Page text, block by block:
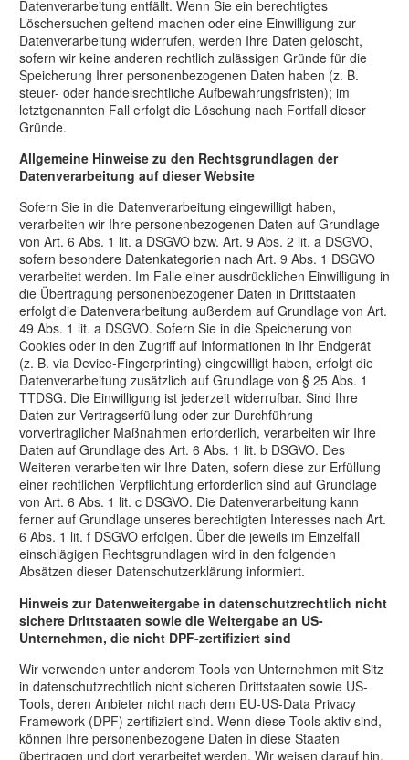
Datenverarbeitung entfällt. Wenn Sie ein berechtigtes
Löschersuchen geltend machen oder eine Einwilligung zur
Datenverarbeitung widerrufen, werden Ihre Daten gelöscht,
sofern wir keine anderen rechtlich zulässigen Gründe für die
Speicherung Ihrer personenbezogenen Daten haben (z. B.
steuer- oder handelsrechtliche Aufbewahrungsfristen); im
letztgenannten Fall erfolgt die Löschung nach Fortfall dieser
Gründe.
Allgemeine Hinweise zu den Rechtsgrundlagen der
Datenverarbeitung auf dieser Website
Sofern Sie in die Datenverarbeitung eingewilligt haben,
verarbeiten wir Ihre personenbezogenen Daten auf Grundlage
von Art. 6 Abs. 1 lit. a DSGVO bzw. Art. 9 Abs. 2 lit. a DSGVO,
sofern besondere Datenkategorien nach Art. 9 Abs. 1 DSGVO
verarbeitet werden. Im Falle einer ausdrücklichen Einwilligung in
die Übertragung personenbezogener Daten in Drittstaaten
erfolgt die Datenverarbeitung außerdem auf Grundlage von Art.
49 Abs. 1 lit. a DSGVO. Sofern Sie in die Speicherung von
Cookies oder in den Zugriff auf Informationen in Ihr Endgerät
(z. B. via Device-Fingerprinting) eingewilligt haben, erfolgt die
Datenverarbeitung zusätzlich auf Grundlage von § 25 Abs. 1
TTDSG. Die Einwilligung ist jederzeit widerrufbar. Sind Ihre
Daten zur Vertragserfüllung oder zur Durchführung
vorvertraglicher Maßnahmen erforderlich, verarbeiten wir Ihre
Daten auf Grundlage des Art. 6 Abs. 1 lit. b DSGVO. Des
Weiteren verarbeiten wir Ihre Daten, sofern diese zur Erfüllung
einer rechtlichen Verpflichtung erforderlich sind auf Grundlage
von Art. 6 Abs. 1 lit. c DSGVO. Die Datenverarbeitung kann
ferner auf Grundlage unseres berechtigten Interesses nach Art.
6 Abs. 1 lit. f DSGVO erfolgen. Über die jeweils im Einzelfall
einschlägigen Rechtsgrundlagen wird in den folgenden
Absätzen dieser Datenschutzerklärung informiert.
Hinweis zur Datenweitergabe in datenschutzrechtlich nicht
sichere Drittstaaten sowie die Weitergabe an US-
Unternehmen, die nicht DPF-zertifiziert sind
Wir verwenden unter anderem Tools von Unternehmen mit Sitz
in datenschutzrechtlich nicht sicheren Drittstaaten sowie US-
Tools, deren Anbieter nicht nach dem EU-US-Data Privacy
Framework (DPF) zertifiziert sind. Wenn diese Tools aktiv sind,
können Ihre personenbezogene Daten in diese Staaten
übertragen und dort verarbeitet werden. Wir weisen darauf hin,